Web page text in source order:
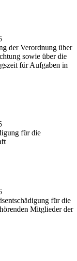
der Verordnung über
sowie über die
für Aufgaben in
für die
für die
Mitglieder der